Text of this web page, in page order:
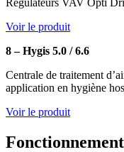
Régulateurs VAV Opti
Voir le produit
8 – Hygis 5.0 / 6.6
Centrale de traitement
application en hygiène
Voir le produit